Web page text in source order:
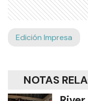
Edición Impresa
NOTAS